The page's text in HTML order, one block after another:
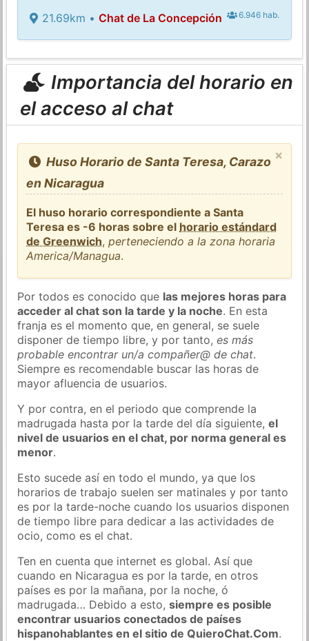
21.69km • Chat de La Concepción 6.946 hab.
Importancia del horario en
el acceso al chat
×
Huso Horario de Santa Teresa, Carazo
en Nicaragua
El huso horario correspondiente a Santa
Teresa es -6 horas sobre el horario estándard
de Greenwich,perteneciendo a la zona horaria
America/Managua.
Por todos es conocido que las mejores horas para
acceder al chat son la tarde y la noche. En esta
franja es el momento que, en general, se suele
disponer de tiempo libre, y por tanto,es más
probable encontrar un/a compañer@ de chat.
Siempre es recomendable buscar las horas de
mayor afluencia de usuarios.
Y por contra, en el periodo que comprende la
madrugada hasta por la tarde del día siguiente,el
nivel de usuarios en el chat, por norma general es
menor.
Esto sucede así en todo el mundo, ya que los
horarios de trabajo suelen ser matinales y por tanto
es por la tarde-noche cuando los usuarios disponen
de tiempo libre para dedicar a las actividades de
ocio, como es el chat.
Ten en cuenta que internet es global. Así que
cuando en Nicaragua es por la tarde, en otros
países es por la mañana, por la noche, ó
madrugada… Debido a esto,siempre es posible
encontrar usuarios conectados de países
hispanohablantes en el sitio de QuieroChat.Com.